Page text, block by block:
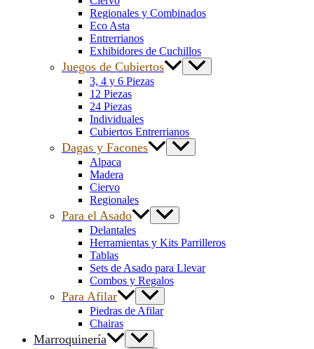
Regionales y Combinados
Eco Asta
Entrerrianos
Exhibidores de Cuchillos
Juegos de Cubiertos
3, 4 y 6 Piezas
12 Piezas
24 Piezas
Individuales
Cubiertos Entrerrianos
Dagas y Facones
Alpaca
Madera
Ciervo
Regionales
Para el Asado
Delantales
Herramientas y Kits Parrilleros
Tablas
Sets de Asado para Llevar
Combos y Regalos
Para Afilar
Piedras de Afilar
Chairas
Marroquinería